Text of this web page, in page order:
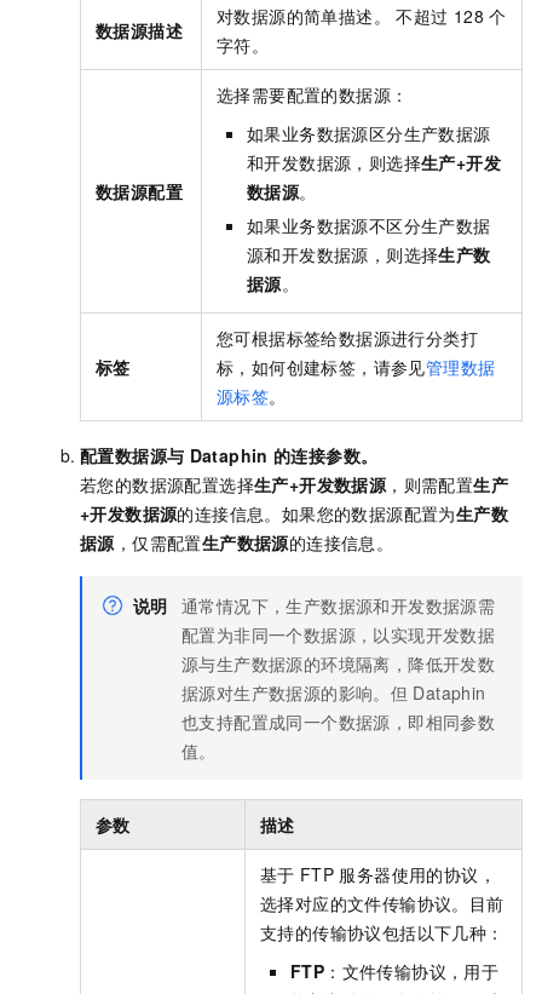
数据源描述
对数据源的简单描述。 不超过 128 个
字符。
数据源配置
选择需要配置的数据源：
如果业务数据源区分生产数据源
和开发数据源，则选择生产+开发
数据源。
如果业务数据源不区分生产数据
源和开发数据源，则选择生产数
据源。
标签
您可根据标签给数据源进行分类打
标，如何创建标签，请参见管理数据
源标签。
配置数据源与 Dataphin 的连接参数。
若您的数据源配置选择生产+开发数据源，则需配置生产
+开发数据源的连接信息。如果您的数据源配置为生产数
据源，仅需配置生产数据源的连接信息。
说明 通常情况下，生产数据源和开发数据源需
配置为非同一个数据源，以实现开发数据
源与生产数据源的环境隔离，降低开发数
据源对生产数据源的影响。但 Dataphin
也支持配置成同一个数据源，即相同参数
值。
参数 描述
基于 FTP 服务器使用的协议，
选择对应的文件传输协议。目前
支持的传输协议包括以下几种：
FTP ：文件传输协议，用于